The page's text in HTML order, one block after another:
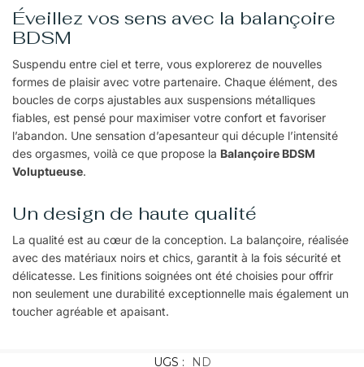
Éveillez vos sens avec la balançoire
BDSM
Suspendu entre ciel et terre, vous explorerez de nouvelles
formes de plaisir avec votre partenaire. Chaque élément, des
boucles de corps ajustables aux suspensions métalliques
fiables, est pensé pour maximiser votre confort et favoriser
l’abandon. Une sensation d’apesanteur qui décuple l’intensité
des orgasmes, voilà ce que propose la Balançoire BDSM
Voluptueuse.
Un design de haute qualité
La qualité est au cœur de la conception. La balançoire, réalisée
avec des matériaux noirs et chics, garantit à la fois sécurité et
délicatesse. Les finitions soignées ont été choisies pour offrir
non seulement une durabilité exceptionnelle mais également un
toucher agréable et apaisant.
UGS :
ND